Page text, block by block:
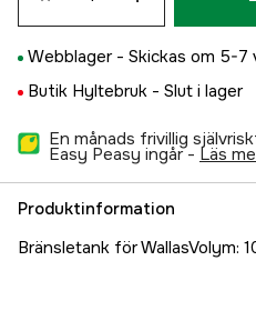
Webblager - Skickas om 5-7
Butik Hyltebruk - Slut i lager
En månads frivillig
Easy Peasy ingår - läs
Produktinformation
Bränsletank för WallasVolym: